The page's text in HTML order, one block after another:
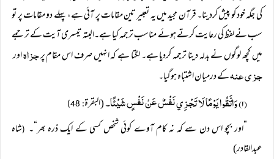
کی جگہ خود کو پیش کردینا۔ قرآن مجید میں یہ تعبیر تین مقامات پر آئی ہے، پہلے دو مقامات پر تو
سب نے لفظ کی رعایت کرتے ہوئے مناسب ترجمہ کیا ہے۔البتہ تیسری آیت کے ترجمے
میں کچھ لوگوں نے بدلہ دینا ترجمہ کردیا ہے۔ لگتا ہے کہ انہیں صرف اس مقام پرجزاہاور
جزی عنہکے درمیان اشتباہ ہوگیا۔
(۱) وَاتَّقُوا يَوْمًا لَا تَجْزِي نَفْسٌ عَنْ نَفْسٍ شَيْئًا۔ (البقرة: 48)
”اور بچو اس دن سے کہ نہ کام آوے کوئی شخص کسی کے ایک ذرہ بھر“۔ (شاہ
عبدالقادر)